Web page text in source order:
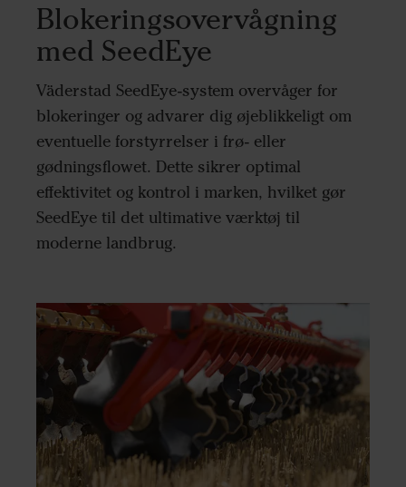
Blokeringsovervågning
med SeedEye
Väderstad SeedEye-system overvåger for
blokeringer og advarer dig øjeblikkeligt om
eventuelle forstyrrelser i frø- eller
gødningsflowet. Dette sikrer optimal
effektivitet og kontrol i marken, hvilket gør
SeedEye til det ultimative værktøj til
moderne landbrug.